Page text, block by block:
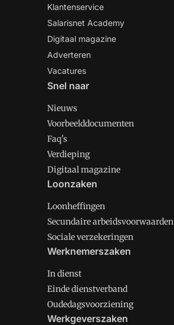
Klantenservice
Salarisnet Academy
Digitaal magazine
Adverteren
Vacatures
Snel naar
Nieuws
Voorbeelddocumenten
Faq's
Verdieping
Digitaal magazine
Loonzaken
Loonheffingen
Secundaire arbeidsvoorwaarden
Sociale verzekeringen
Werknemerszaken
In dienst
Einde dienstverband
Oudedagsvoorziening
Werkgeverszaken